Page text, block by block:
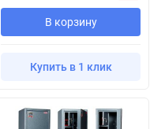
В корзину
Купить в 1 клик